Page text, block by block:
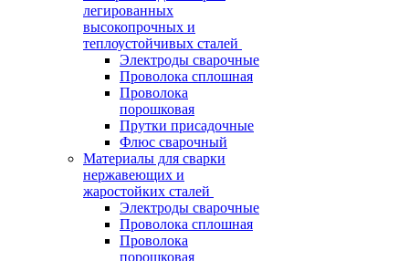
легированных
высокопрочных и
теплоустойчивых сталей
Электроды сварочные
Проволока сплошная
Проволока
порошковая
Прутки присадочные
Флюс сварочный
Материалы для сварки
нержавеющих и
жаростойких сталей
Электроды сварочные
Проволока сплошная
Проволока
порошковая